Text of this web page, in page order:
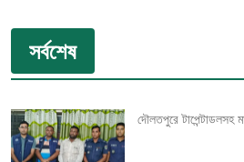
o
t
n
সর্বশেষ
দৌলতপুরে টাপেন্টাডলসহ